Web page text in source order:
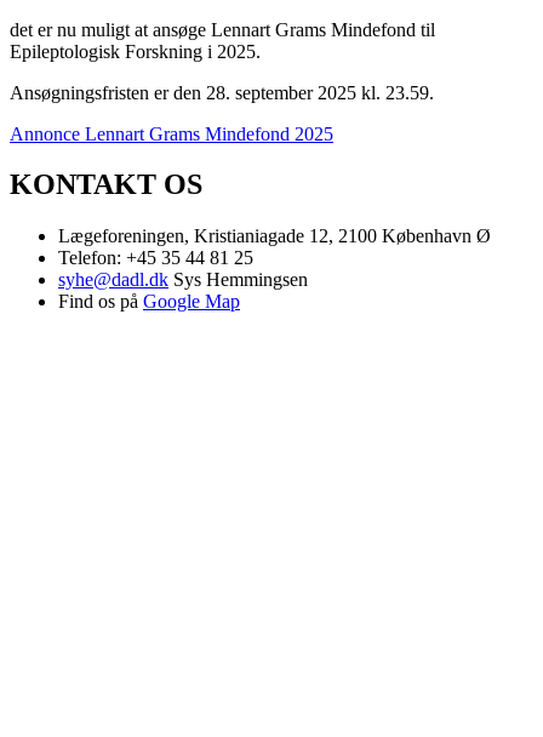
det er nu muligt at ansøge Lennart Grams Mindefond til
Epileptologisk Forskning i 2025.
Ansøgningsfristen er den 28. september 2025 kl. 23.59.
Annonce Lennart Grams Mindefond 2025
KONTAKT OS
Lægeforeningen, Kristianiagade 12, 2100 København Ø
Telefon: +45 35 44 81 25
syhe@dadl.dk Sys Hemmingsen
Find os på Google Map